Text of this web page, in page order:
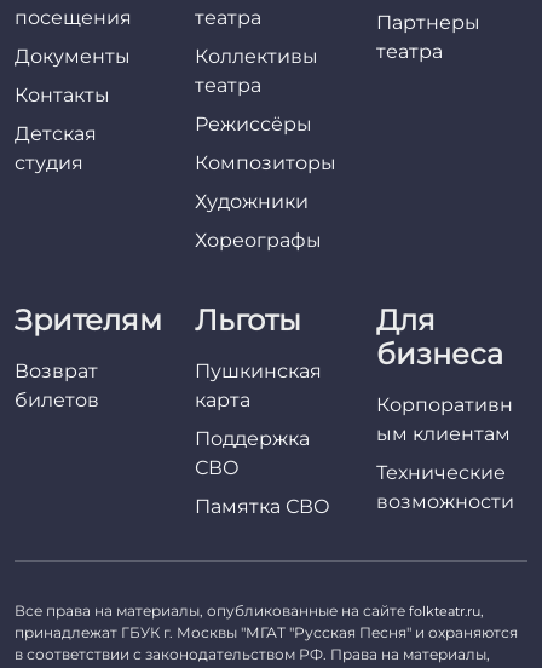
посещения
Документы
Контакты
Детская
студия
театра
Коллективы
театра
Режиссёры
Композиторы
Художники
Хореографы
Партнеры
театра
Зрителям
Возврат
билетов
Льготы
Пушкинская
карта
Поддержка
СВО
Памятка СВО
Для
бизнеса
Корпоративн
ым клиентам
Технические
возможности
Все права на материалы, опубликованные на сайте folkteatr.ru,
принадлежат ГБУК г. Москвы "МГАТ "Русская Песня" и охраняются
в соответствии с законодательством РФ. Права на материалы,